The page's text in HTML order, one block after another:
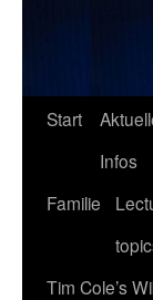
Start
Infos
Familie
Tim Cole’s